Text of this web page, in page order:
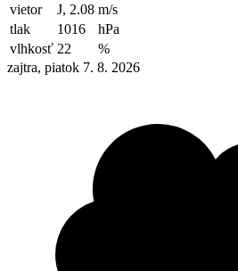
vietor
J, 2.08 m/s
tlak
1016
hPa
vlhkosť 22
%
zajtra, piatok 7. 8. 2026